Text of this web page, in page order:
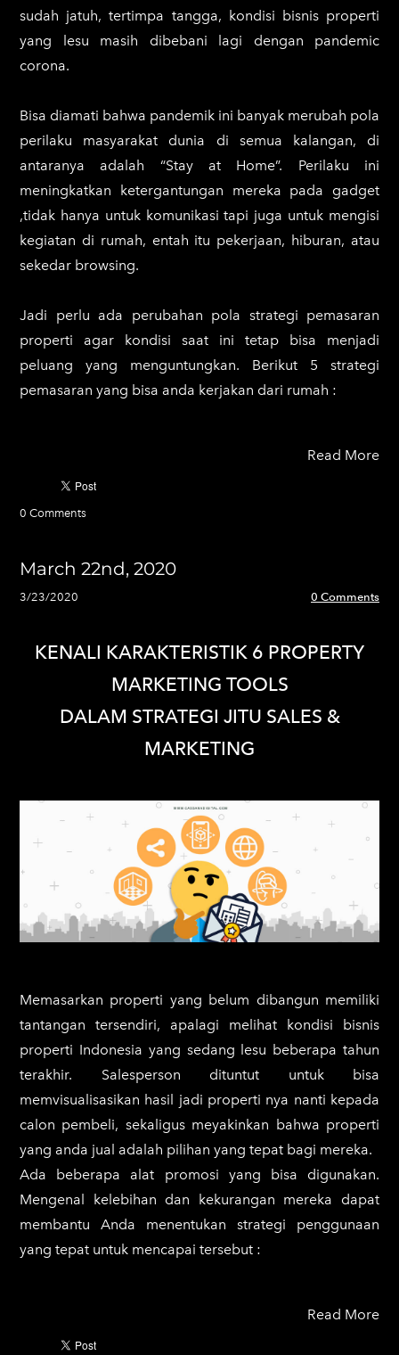
sudah jatuh, tertimpa tangga, kondisi bisnis properti
yang lesu masih dibebani lagi dengan pandemic
corona.
Bisa diamati bahwa pandemik ini banyak merubah pola
perilaku masyarakat dunia di semua kalangan, di
antaranya adalah “Stay at Home”. Perilaku ini
meningkatkan ketergantungan mereka pada gadget
,tidak hanya untuk komunikasi tapi juga untuk mengisi
kegiatan di rumah, entah itu pekerjaan, hiburan, atau
sekedar browsing.
Jadi perlu ada perubahan pola strategi pemasaran
properti agar kondisi saat ini tetap bisa menjadi
peluang yang menguntungkan. Berikut 5 strategi
pemasaran yang bisa anda kerjakan dari rumah :
Read More
0 Comments
March 22nd, 2020
3/23/2020 0 Comments
KENALI KARAKTERISTIK 6 PROPERTY
MARKETING TOOLS
DALAM STRATEGI JITU SALES &
MARKETING
Memasarkan properti yang belum dibangun memiliki
tantangan tersendiri, apalagi melihat kondisi bisnis
properti Indonesia yang sedang lesu beberapa tahun
terakhir. Salesperson dituntut untuk bisa
memvisualisasikan hasil jadi properti nya nanti kepada
calon pembeli, sekaligus meyakinkan bahwa properti
yang anda jual adalah pilihan yang tepat bagi mereka.
Ada beberapa alat promosi yang bisa digunakan.
Mengenal kelebihan dan kekurangan mereka dapat
membantu Anda menentukan strategi penggunaan
yang tepat untuk mencapai tersebut :
Read More